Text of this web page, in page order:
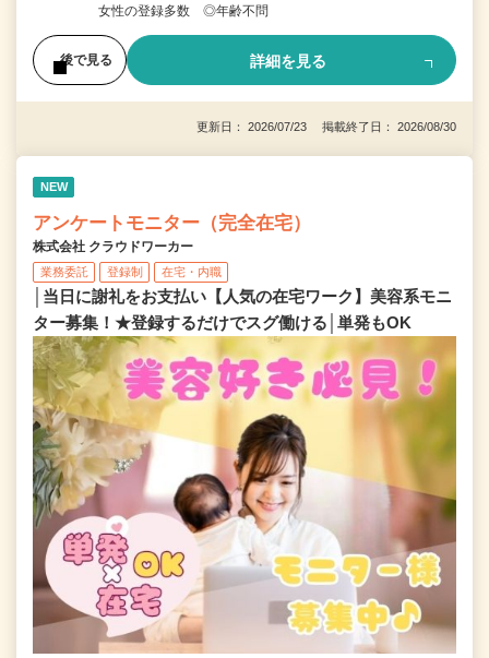
女性の登録多数 ◎年齢不問
後で見る 詳細を見る
更新日： 2026/07/23 掲載終了日： 2026/08/30
NEW
アンケートモニター（完全在宅）
株式会社 クラウドワーカー
業務委託 登録制 在宅・内職
│当日に謝礼をお支払い【人気の在宅ワーク】美容系モニ
ター募集！★登録するだけでスグ働ける│単発もOK